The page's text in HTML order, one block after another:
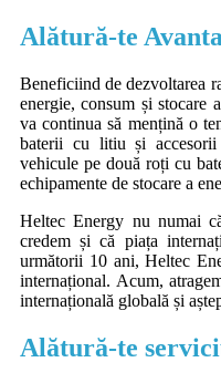
Alătură-te
Beneficiind de dezvoltarea
energie, consum și stocare
va continua să mențină o
baterii cu litiu și accesorii
vehicule pe două roți cu
echipamente de stocare a
Heltec Energy nu numai
credem și că piața
următorii 10 ani, Heltec
internațional. Acum,
internațională globală și
Alătură-te